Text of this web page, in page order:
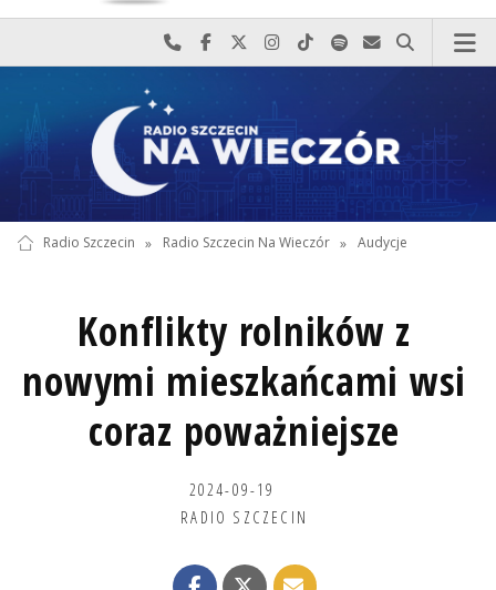
Najlepiej po prostu do nas zadzwoń
Odwiedź nas na Facebook-u
Odwiedź nas na X
Odwiedź nas na Instagram-ie
Odwiedź nas na TikTok-u
Szukaj nas na Spotify
Wyślij do nas
Szukaj
Radio Szczecin » Radio Szczecin Na Wieczór » Audycje
Konflikty rolników z
nowymi mieszkańcami wsi
coraz poważniejsze
2024-09-19
RADIO SZCZECIN